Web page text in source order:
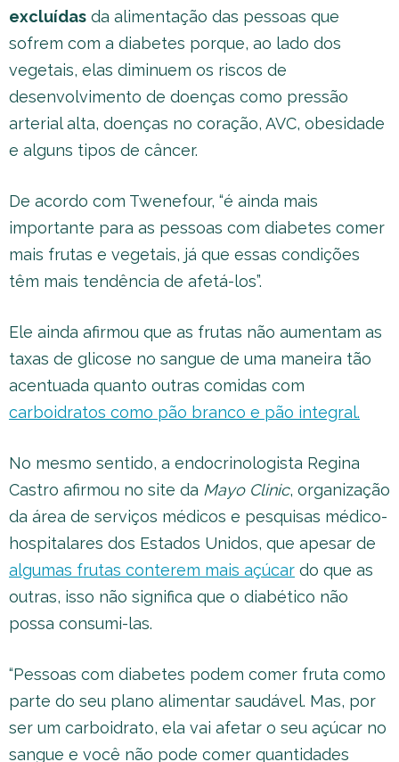
excluídas da alimentação das pessoas que
sofrem com a diabetes porque, ao lado dos
vegetais, elas diminuem os riscos de
desenvolvimento de doenças como pressão
arterial alta, doenças no coração, AVC, obesidade
e alguns tipos de câncer.
De acordo com Twenefour, “é ainda mais
importante para as pessoas com diabetes comer
mais frutas e vegetais, já que essas condições
têm mais tendência de afetá-los”.
Ele ainda afirmou que as frutas não aumentam as
taxas de glicose no sangue de uma maneira tão
acentuada quanto outras comidas com
carboidratos como pão branco e pão integral.
No mesmo sentido, a endocrinologista Regina
Castro afirmou no site da Mayo Clinic, organização
da área de serviços médicos e pesquisas médico-
hospitalares dos Estados Unidos, que apesar de
algumas frutas conterem mais açúcar do que as
outras, isso não significa que o diabético não
possa consumi-las.
“Pessoas com diabetes podem comer fruta como
parte do seu plano alimentar saudável. Mas, por
ser um carboidrato, ela vai afetar o seu açúcar no
sangue e você não pode comer quantidades